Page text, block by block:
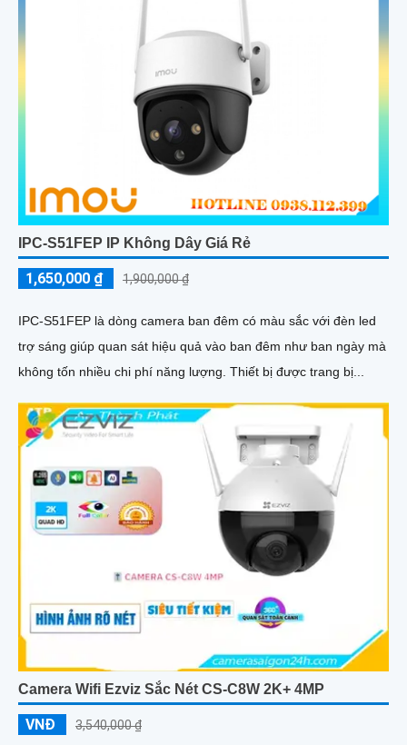
IPC-S51FEP IP Không Dây Giá Rẻ
1,650,000 ₫ 1,900,000 ₫
IPC-S51FEP là dòng camera ban đêm có màu sắc với đèn led
trợ sáng giúp quan sát hiệu quả vào ban đêm như ban ngày mà
không tốn nhiều chi phí năng lượng. Thiết bị được trang bị...
Camera Wifi Ezviz Sắc Nét CS-C8W 2K+ 4MP
VNĐ 3,540,000 ₫